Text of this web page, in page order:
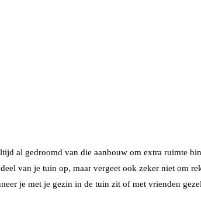
al gedroomd van die aanbouw om extra ruimte
van je tuin op, maar vergeet ook zeker niet om
je met je gezin in de tuin zit of met vrienden